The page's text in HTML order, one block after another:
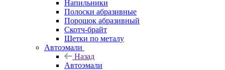
Напильники
Полоски абразивные
Порошок абразивный
Скотч-брайт
Щетки по металу
Автоэмали
Назад
Автоэмали